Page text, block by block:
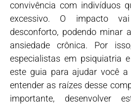
convivência com indivíduos
excessivo. O impacto
desconforto, podendo minar
ansiedade crônica. Por
especialistas em psiquiatria
este guia para ajudar você
entender as raízes desse
importante, desenvolver